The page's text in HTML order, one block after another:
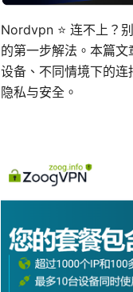
Nordvpn ⭐ 连不上？
的第一步解法。本篇
设备、不同情境下的
隐私与安全。